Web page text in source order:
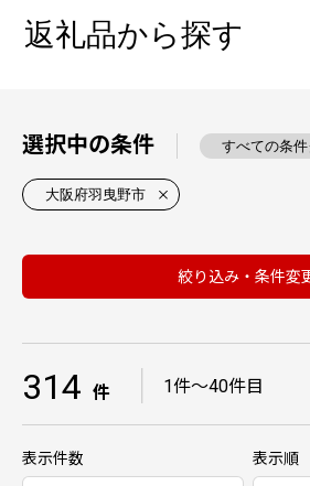
返礼品から探す
選択中の条件 すべての条
大阪府羽曳野市
絞り込み・条件変
314 件 1件〜40件目
表示件数 表示順